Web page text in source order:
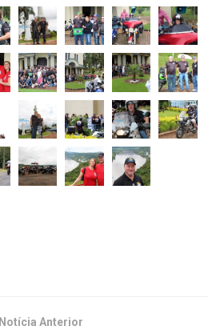
Notícia Anterior